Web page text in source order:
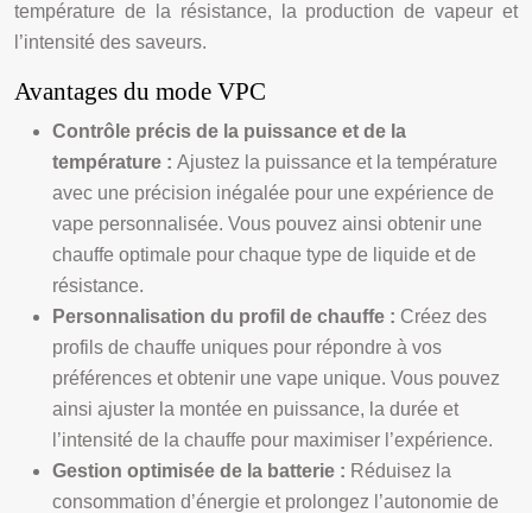
température de la résistance, la production de vapeur et
l’intensité des saveurs.
Avantages du mode VPC
Contrôle précis de la puissance et de la
température : Ajustez la puissance et la température
avec une précision inégalée pour une expérience de
vape personnalisée. Vous pouvez ainsi obtenir une
chauffe optimale pour chaque type de liquide et de
résistance.
Personnalisation du profil de chauffe : Créez des
profils de chauffe uniques pour répondre à vos
préférences et obtenir une vape unique. Vous pouvez
ainsi ajuster la montée en puissance, la durée et
l’intensité de la chauffe pour maximiser l’expérience.
Gestion optimisée de la batterie : Réduisez la
consommation d’énergie et prolongez l’autonomie de